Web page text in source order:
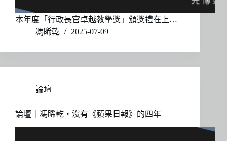
本年度「行政長官卓越教學獎」頒獎禮在上…
馮睎乾
2025-07-09
論壇
論壇｜馮睎乾・沒有《蘋果日報》的四年